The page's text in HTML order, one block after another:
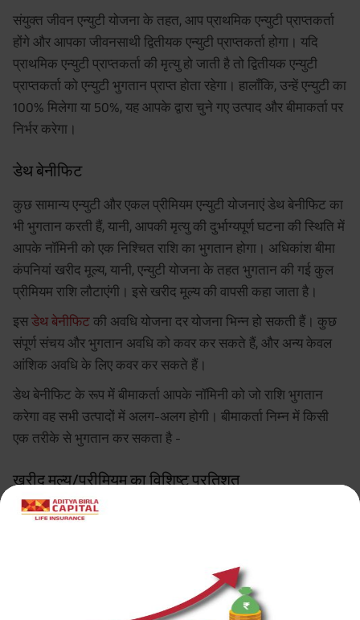
संयुक्त जीवन एन्युटी योजना के तहत, आप प्राथमिक एन्युटी प्राप्तकर्ता
होंगे और आपका जीवनसाथी द्वितीयक एन्युटी प्राप्तकर्ता होगा। यदि
प्राथमिक एन्युटी प्राप्तकर्ता की मृत्यु हो जाती है तो द्वितीयक एन्युटी
प्राप्तकर्ता को एन्युटी भुगतान प्राप्त होता रहेगा। हालाँकि, उन्हें एन्युटी का
100% मिलेगा या 50%, यह आपके द्वारा चुने गए उत्पाद और बीमाकर्ता पर
निर्भर करेगा।
डेथ बेनीफिट
कुछ सामान्य एन्युटी और एकल प्रीमियम एन्युटी योजनाएं डेथ बेनीफिट का
भी भुगतान करती हैं, यानी, आपकी मृत्यु की दुर्भाग्यपूर्ण घटना की स्थिति में
आपके नॉमिनी को एक निश्चित राशि का भुगतान होगा। अधिकांश बीमा
कंपनियां खरीद मूल्य, यानी, एन्युटी योजना के तहत भुगतान की गई कुल
प्रीमियम राशि लौटाएंगी। इसे खरीद मूल्य की वापसी कहा जाता है।
इस डेथ बेनीफिट की अवधि योजना दर योजना भिन्न हो सकती हैं। कुछ
संपूर्ण संचय और भुगतान अवधि को कवर कर सकते हैं, और अन्य केवल
आंशिक अवधि के लिए कवर कर सकते हैं।
डेथ बेनीफिट के रूप में बीमाकर्ता आपके नॉमिनी को जो राशि भुगतान
करेगा वह सभी उत्पादों में अलग-अलग होगी। बीमाकर्ता निम्न में किसी
एक तरीके से भुगतान कर सकता है -
खरीद मूल्य/प्रीमियम का विशिष्ट प्रतिशत
यहां, बीमाकर्ता आपके द्वारा भुगतान किए गए कुल प्रीमियम का एक